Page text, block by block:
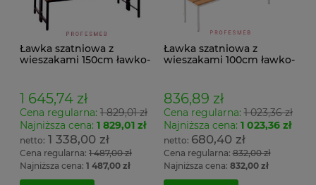
Ławka szatniowa z
wieszakami 150cm ławko-
1 645,74 zł
Cena regularna: 1 829,01 zł
Najniższa cena: 1 829,01 zł
1 338,00 zł
Cena regularna: 1 487,00 zł
Najniższa cena: 1 487,00 zł
Ławka szatniowa z
wieszakami 100cm ławko-
836,89 zł
Cena regularna:1 023,36 zł
Najniższa cena: 1 023,36 zł
680,40 zł
Cena regularna:832,00 zł
Najniższa cena: 832,00 zł